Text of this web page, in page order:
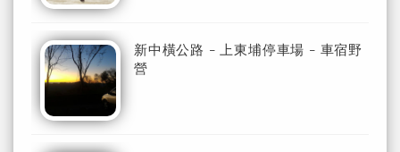
新中橫公路 - 上東埔停車場 - 車宿野
營